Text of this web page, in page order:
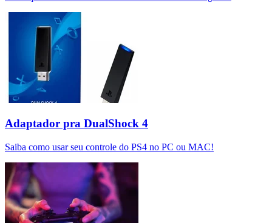
Adaptador pra DualShock 4
Saiba como usar seu controle do PS4 no PC ou MAC!